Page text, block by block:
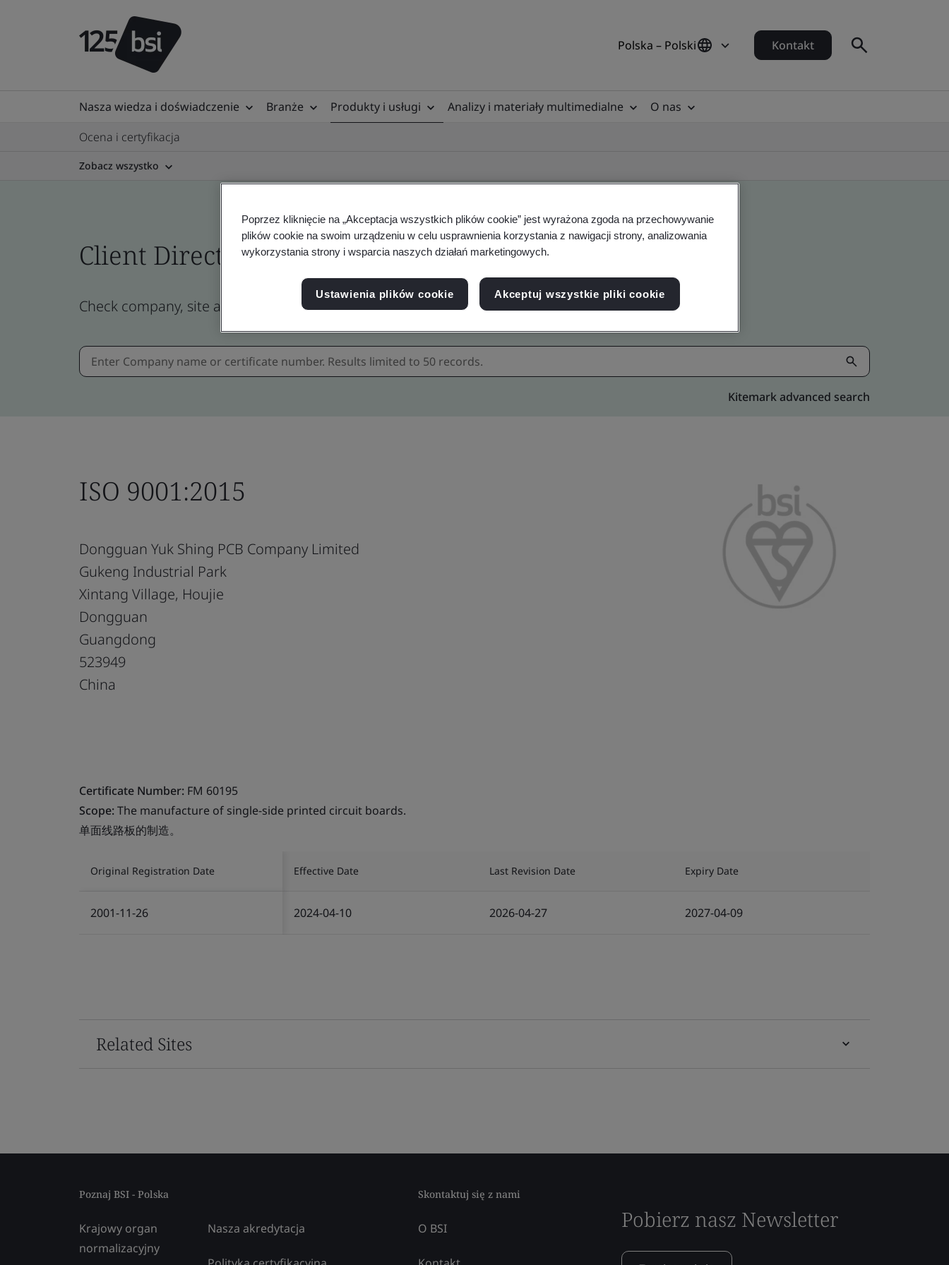
Polska – Polski Kontakt
Nasza wiedza i doświadczenie Branże Produkty i usługi Analizy i materiały multimedialne
O nas
Ocena i certyfikacja
Zobacz wszystko
Client Directory certificate
Check company, site and product certificates - Validation and Verification
Kitemark advanced search
ISO 9001:2015
Dongguan Yuk Shing PCB Company Limited
Gukeng Industrial Park
Xintang Village, Houjie
Dongguan
Guangdong
523949
China
Certificate Number: FM 60195
Scope:The manufacture of single-side printed circuit boards.
单面线路板的制造。
Original Registration Date Effective Date Last Revision Date Expiry Date
2001-11-26 2024-04-10 2026-04-27 2027-04-09
Related Sites
Poznaj BSI - Polska
Krajowy organ
normalizacyjny
Nasza akredytacja
Skontaktuj się z nami
O BSI Pobierz nasz Newsletter
Poprzez kliknięcie na „Akceptacja wszystkich plików cookie” jest wyrażona zgoda na przechowywanie
plików cookie na swoim urządzeniu w celu usprawnienia korzystania z nawigacji strony, analizowania
wykorzystania strony i wsparcia naszych działań marketingowych.
Ustawienia plików cookie Akceptuj wszystkie pliki cookie